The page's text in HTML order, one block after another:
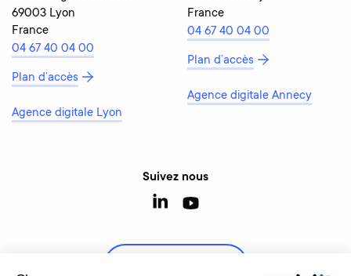
69003 Lyon
France
04 67 40 04 00
Plan d’accès
Agence digitale Lyon
France
04 67 40 04 00
Plan d’accès
Agence digitale Annecy
Suivez nous